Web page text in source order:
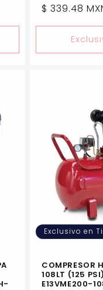
Precio
$ 339.48
Exclusivo en
COMPRESOR
108LT (125
E13VME200-